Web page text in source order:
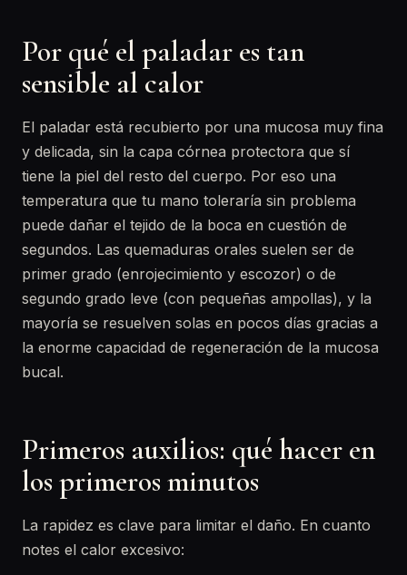
Por qué el paladar es tan
sensible al calor
El paladar está recubierto por una mucosa muy fina
y delicada, sin la capa córnea protectora que sí
tiene la piel del resto del cuerpo. Por eso una
temperatura que tu mano toleraría sin problema
puede dañar el tejido de la boca en cuestión de
segundos. Las quemaduras orales suelen ser de
primer grado (enrojecimiento y escozor) o de
segundo grado leve (con pequeñas ampollas), y la
mayoría se resuelven solas en pocos días gracias a
la enorme capacidad de regeneración de la mucosa
bucal.
Primeros auxilios: qué hacer en
los primeros minutos
La rapidez es clave para limitar el daño. En cuanto
notes el calor excesivo: